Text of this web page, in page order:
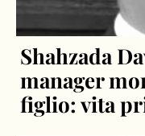
Shahzada
manager
figlio: vita